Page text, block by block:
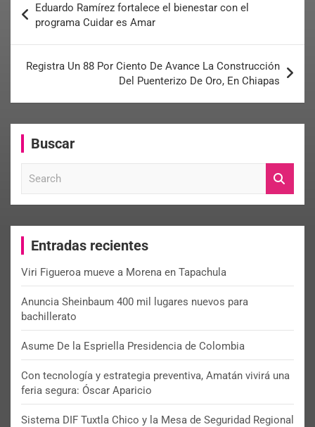
Eduardo Ramírez fortalece el bienestar con el
programa Cuidar es Amar
Registra Un 88 Por Ciento De Avance La Construcción
Del Puenterizo De Oro, En Chiapas
Buscar
c
Entradas recientes
Viri Figueroa mueve a Morena en Tapachula
Anuncia Sheinbaum 400 mil lugares nuevos para
bachillerato
Asume De la Espriella Presidencia de Colombia
Con tecnología y estrategia preventiva, Amatán vivirá una
feria segura: Óscar Aparicio
Sistema DIF Tuxtla Chico y la Mesa de Seguridad Regional